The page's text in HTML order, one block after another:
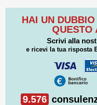
HAI UN
QUESTO
Scrivi alla
e ricevi la tua risposta
9.576